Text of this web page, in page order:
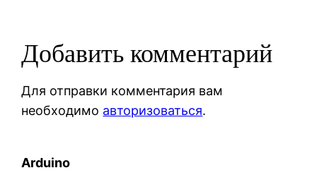
Добавить комментарий
Для отправки комментария вам
необходимо авторизоваться.
Arduino